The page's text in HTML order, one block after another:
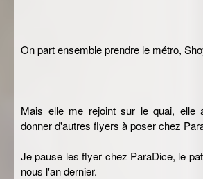
On part ensemble prendre le métro,
Mais elle me rejoint sur le quai, elle
donner d'autres flyers à poser chez
Je pause les flyer chez ParaDice, le
nous l'an dernier.